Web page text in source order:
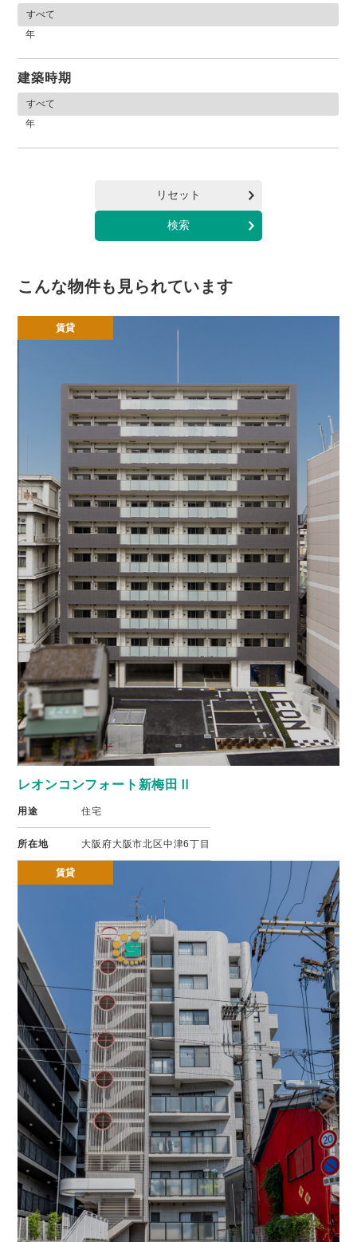
年
建築時期
年
リセット
こんな物件も見られています
賃貸
レオンコンフォート新梅田Ⅱ
用途 住宅
所在地 大阪府大阪市北区中津6丁目
賃貸